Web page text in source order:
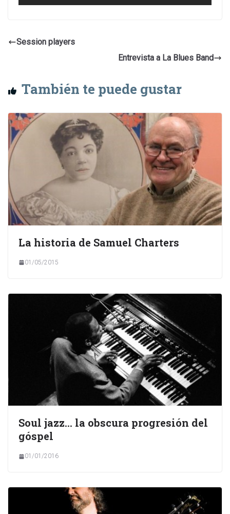
Session players
Entrevista a La Blues Band
También te puede gustar
La historia de Samuel Charters
01/05/2015
Soul jazz… la obscura progresión del
góspel
01/01/2016